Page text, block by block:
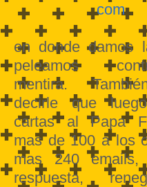
com
en donde damos
peleamos
mentira.
decirle que
cartas al Papa
mas de 100 a los
mas 240
respuesta,